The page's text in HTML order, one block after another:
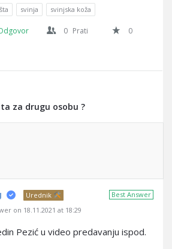
svinja svinjska koža
0 Prati
0
za drugu osobu ?
Best Answer
Urednik
on 18.11.2021 at 18:29
Pezić u video predavanju ispod.